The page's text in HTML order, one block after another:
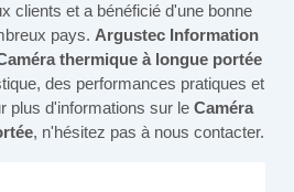
clients et a bénéficié d'une bonne
pays. Argustec Information
thermique à longue portée
des performances pratiques et
plus d'informations sur le Caméra
, n'hésitez pas à nous contacter.